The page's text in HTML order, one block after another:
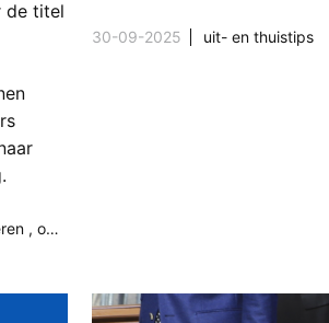
de titel
, onderwijs
30-09-2025 uit- en thuistips